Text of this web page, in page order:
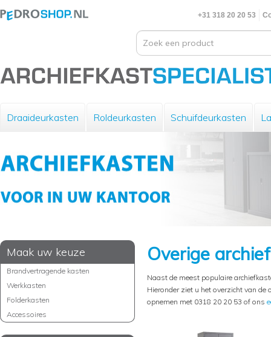
+31 318 20 20 53
Draaideurkasten Roldeurkasten Schuifdeurkasten
Maak uw keuze
Brandvertragende kasten
Werkkasten
Folderkasten
Accessoires
Overige
Naast de meest populaire
Hieronder ziet u het overzicht van
opnemen met 0318 20 20 53 of ons